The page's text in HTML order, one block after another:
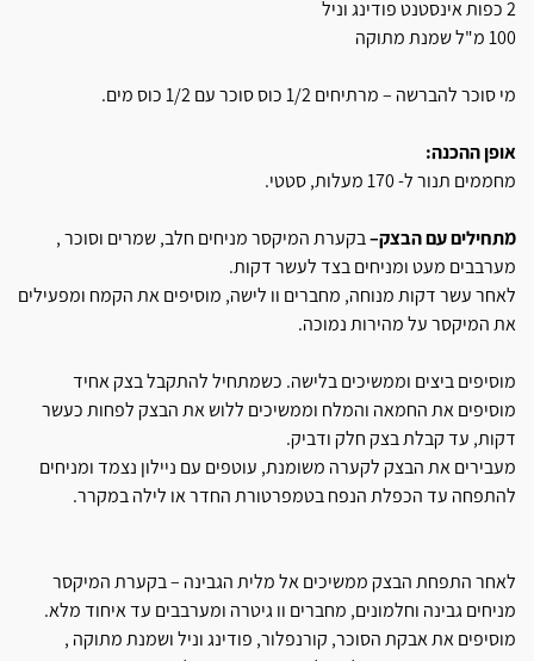
2 כפות אינסטנט פודינג וניל
100 מ"ל שמנת מתוקה
מי סוכר להברשה – מרתיחים 1/2 כוס סוכר עם 1/2 כוס מים.
אופן ההכנה:
מחממים תנור ל- 170 מעלות, סטטי.
מתחילים עם הבצק–בקערת המיקסר מניחים חלב, שמרים וסוכר ,
מערבבים מעט ומניחים בצד לעשר דקות.
לאחר עשר דקות מנוחה, מחברים וו לישה, מוסיפים את הקמח ומפעילים
את המיקסר על מהירות נמוכה.
מוסיפים ביצים וממשיכים בלישה. כשמתחיל להתקבל בצק אחיד
מוסיפים את החמאה והמלח וממשיכים ללוש את הבצק לפחות כעשר
דקות, עד קבלת בצק חלק ודביק.
מעבירים את הבצק לקערה משומנת, עוטפים עם ניילון נצמד ומניחים
להתפחה עד הכפלת הנפח בטמפרטורת החדר או לילה במקרר.
לאחר התפחת הבצק ממשיכים אל מלית הגבינה – בקערת המיקסר
מניחים גבינה וחלמונים, מחברים וו גיטרה ומערבבים עד איחוד מלא.
מוסיפים את אבקת הסוכר, קורנפלור, פודינג וניל ושמנת מתוקה ,